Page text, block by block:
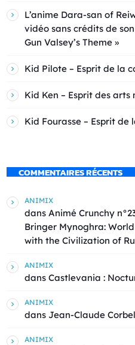
L’anime Dara-san of
vidéo sans crédits de
Gun Valsey’s Theme »
Kid Pilote – Esprit de la
Kid Ken – Esprit des
Kid Fourasse – Esprit de
COMMENTAIRES RÉCENTS
ANIMIX
dans Animé Crunchy
Bringer Mynoghra:
with the Civilization of
ANIMIX
dans Castlevania :
ANIMIX
dans Jean-Claude Corbel
ANIMIX